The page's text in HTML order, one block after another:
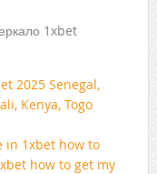
1xbet
2025 Senegal,
Kenya, Togo
in 1xbet how to
how to get my